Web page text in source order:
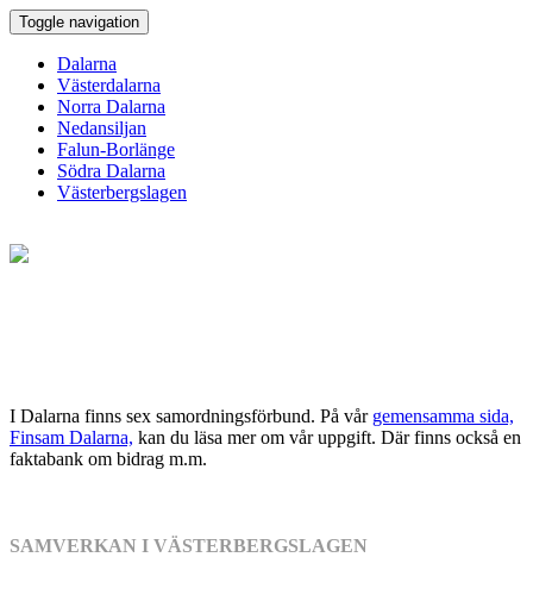
Toggle navigation
Dalarna
Västerdalarna
Norra Dalarna
Nedansiljan
Falun-Borlänge
Södra Dalarna
Västerbergslagen
I Dalarna finns sex samordningsförbund. På vår gemensamma sida,
Finsam Dalarna, kan du läsa mer om vår uppgift. Där finns också en
faktabank om bidrag m.m.
SAMVERKAN I VÄSTERBERGSLAGEN